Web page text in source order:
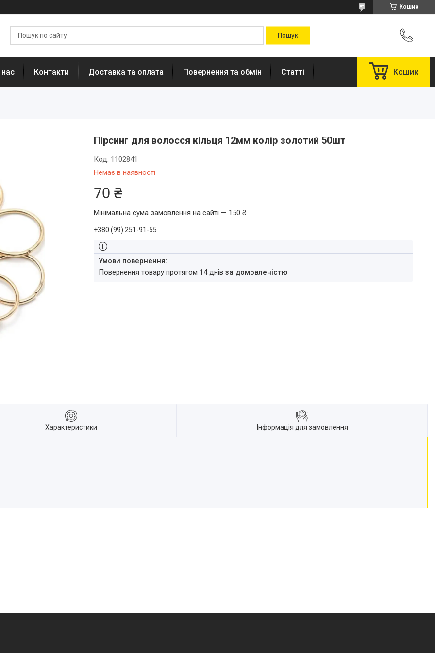
Кошик
Контакти Доставка та оплата Повернення та обмін Статті Кошик
Пірсинг для волосся кільця 12мм колір золотий 50шт
Немає в наявності
Код: 1102841
70 ₴
Мінімальна сума замовлення на сайті — 150 ₴
+380 (99) 251-91-55
повернення товару протягом 14 днівза домовленістю
Характеристики Інформація для замовлення